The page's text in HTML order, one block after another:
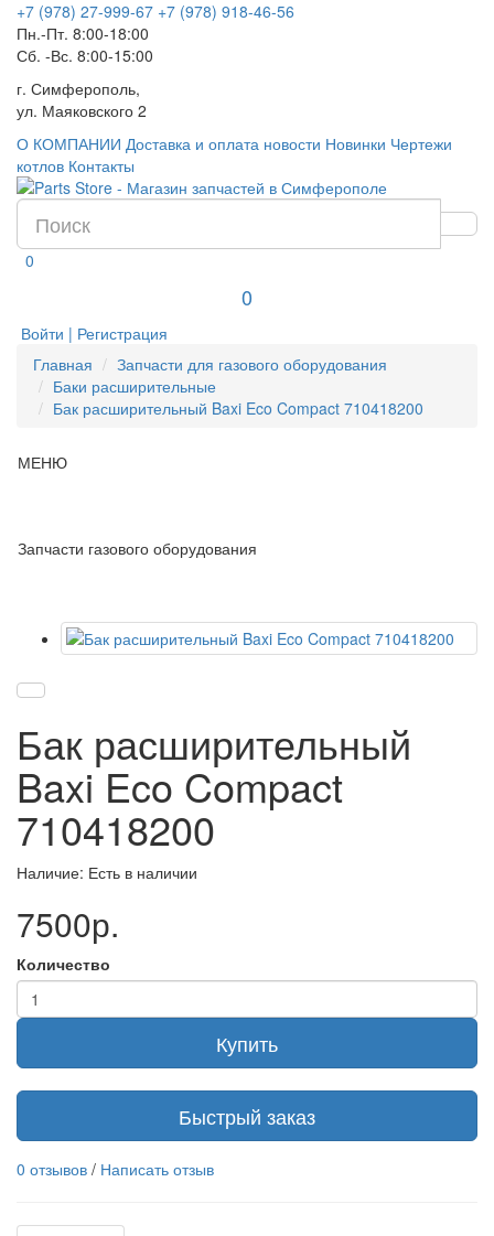
+7 (978) 27-999-67 +7 (978) 918-46-56
Пн.-Пт. 8:00-18:00
Сб. -Вс. 8:00-15:00
г. Симферополь,
ул. Маяковского 2
О КОМПАНИИ Доставка и оплата новости Новинки Чертежи
котлов Контакты
0
0
Войти | Регистрация
Главная
Запчасти для газового оборудования
Баки расширительные
Бак расширительный Baxi Eco Compact 710418200
МЕНЮ
Запчасти газового оборудования
Бак расширительный
Baxi Eco Compact
710418200
Наличие: Есть в наличии
7500р.
Количество
Купить
Быстрый заказ
0 отзывов / Написать отзыв